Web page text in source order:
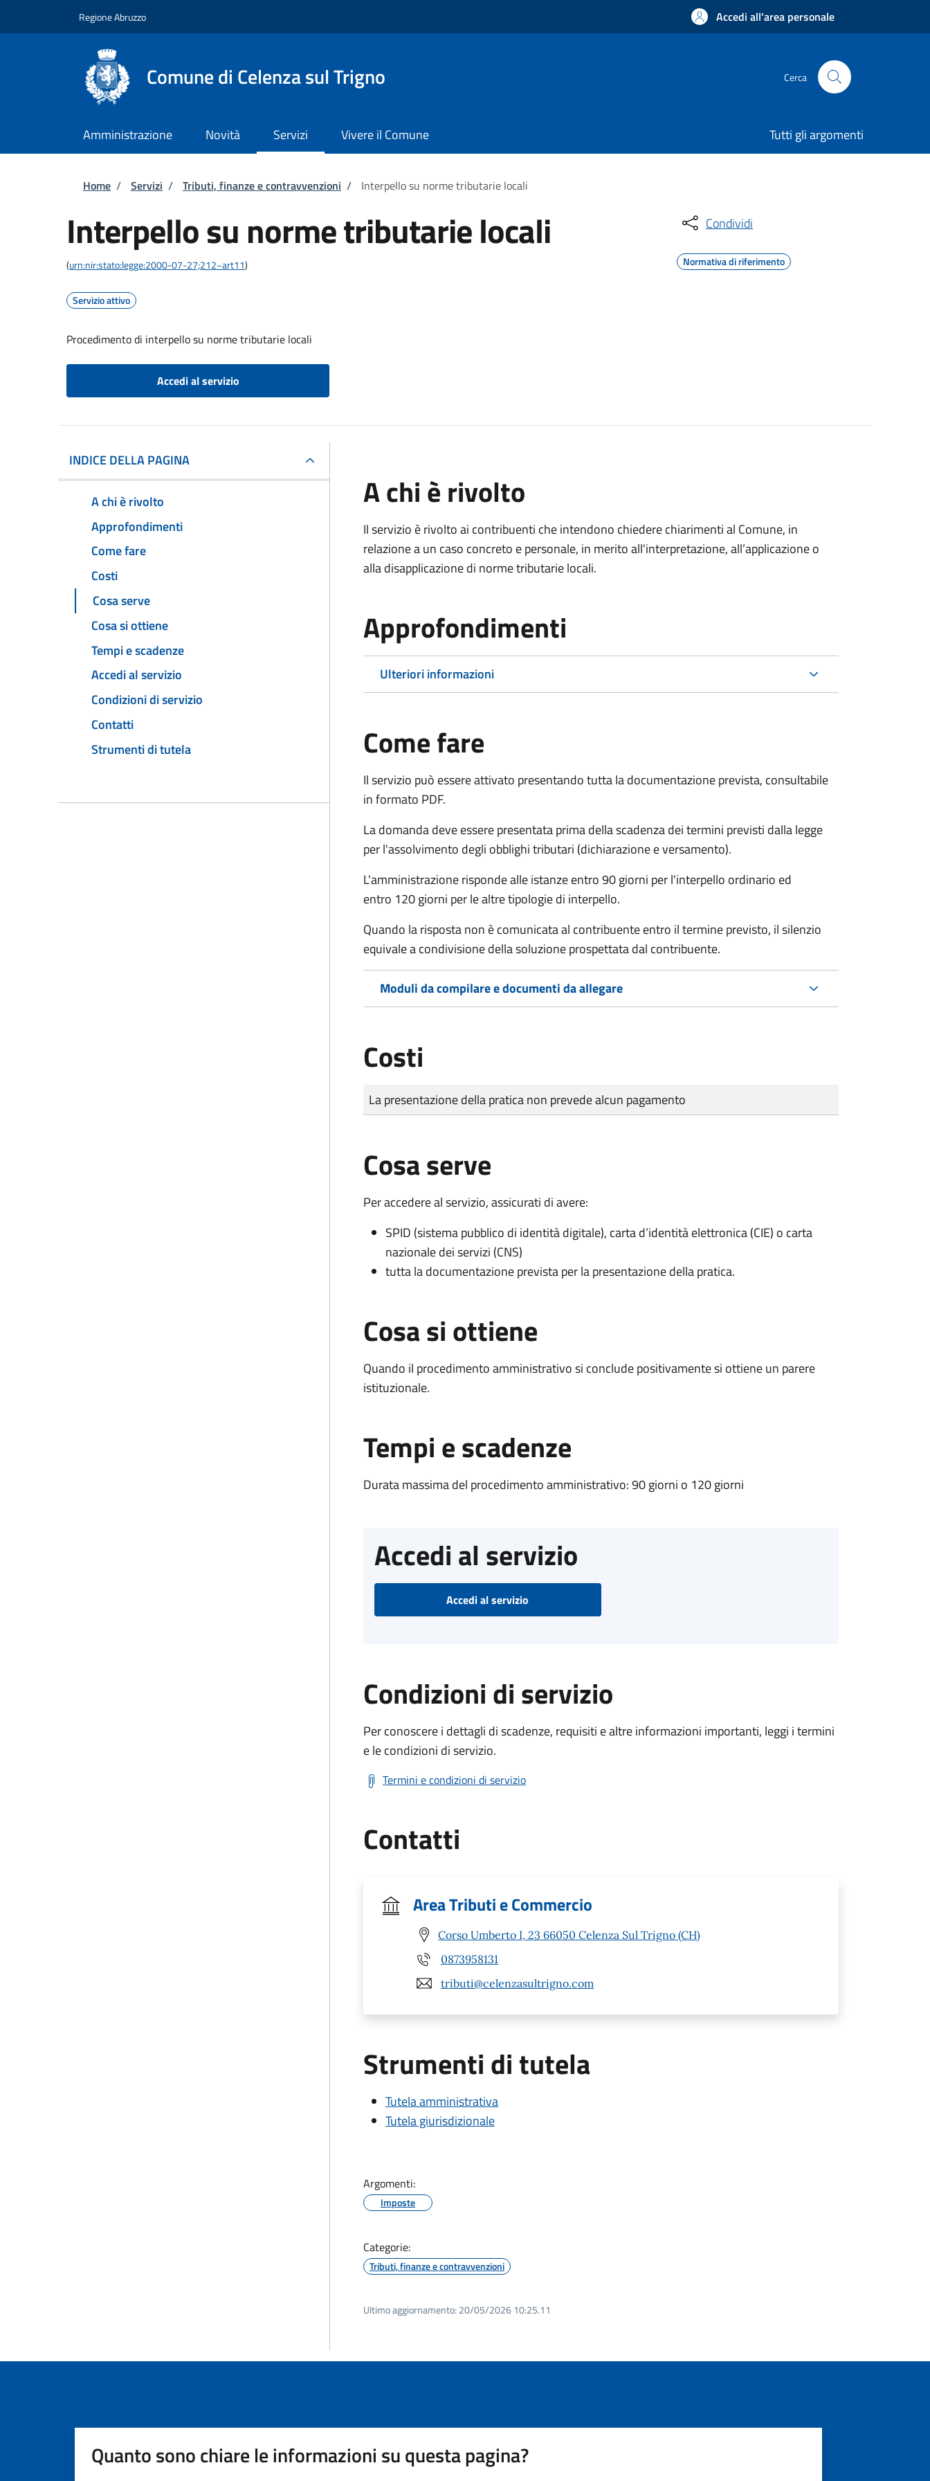
Regione Abruzzo Accedi all'area personale
Comune di Celenza sul Trigno Cerca
Amministrazione Novità Servizi Vivere il Comune Tutti gli argomenti
Briciole di pane
Home / Servizi / Tributi, finanze e contravvenzioni / Interpello su norme tributarie locali
Interpello su norme tributarie locali
(urn:nir:stato:legge:2000-07-27;212~art11)
Servizio attivo
Procedimento di interpello su norme tributarie locali
Accedi al servizio
Condividi
Normativa di riferimento
INDICE DELLA PAGINA
A chi è rivolto
Approfondimenti
Come fare
Costi
Cosa serve
Cosa si ottiene
Tempi e scadenze
Accedi al servizio
Condizioni di servizio
Contatti
Strumenti di tutela
A chi è rivolto
Il servizio è rivolto ai contribuenti che intendono chiedere chiarimenti al Comune, in
relazione a un caso concreto e personale, in merito all'interpretazione, all’applicazione o
alla disapplicazione di norme tributarie locali.
Approfondimenti
Ulteriori informazioni
Come fare
Il servizio può essere attivato presentando tutta la documentazione prevista, consultabile
in formato PDF.
La domanda deve essere presentata prima della scadenza dei termini previsti dalla legge
per l'assolvimento degli obblighi tributari (dichiarazione e versamento).
L'amministrazione risponde alle istanze entro 90 giorni per l'interpello ordinario ed
entro 120 giorni per le altre tipologie di interpello.
Quando la risposta non è comunicata al contribuente entro il termine previsto, il silenzio
equivale a condivisione della soluzione prospettata dal contribuente.
Moduli da compilare e documenti da allegare
Costi
Tipo di pagamento
Importo
La presentazione della pratica non prevede alcun pagamento
Cosa serve
Per accedere al servizio, assicurati di avere:
SPID (sistema pubblico di identità digitale), carta d’identità elettronica (CIE) o carta
nazionale dei servizi (CNS)
tutta la documentazione prevista per la presentazione della pratica.
Cosa si ottiene
Quando il procedimento amministrativo si conclude positivamente si ottiene un parere
istituzionale.
Tempi e scadenze
Durata massima del procedimento amministrativo: 90 giorni o 120 giorni
Accedi al servizio
Accedi al servizio
Condizioni di servizio
Per conoscere i dettagli di scadenze, requisiti e altre informazioni importanti, leggi i termini
e le condizioni di servizio.
Termini e condizioni di servizio
Contatti
Area Tributi e Commercio
Corso Umberto I, 23 66050 Celenza Sul Trigno (CH)
0873958131
tributi@celenzasultrigno.com
Strumenti di tutela
Tutela amministrativa
Tutela giurisdizionale
Argomenti:
Imposte
Categorie:
Tributi, finanze e contravvenzioni
Ultimo aggiornamento: 20/05/2026 10:25.11
Quanto sono chiare le informazioni su questa pagina?